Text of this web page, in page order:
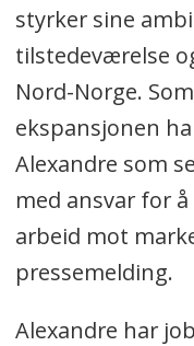
styrker sine
tilstedeværelse
Nord-Norge.
ekspansjonen
Alexandre som
med ansvar for
arbeid mot
pressemelding.
Alexandre har